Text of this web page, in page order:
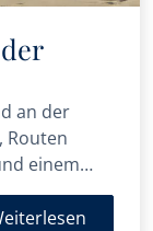
an der
Routen
einem